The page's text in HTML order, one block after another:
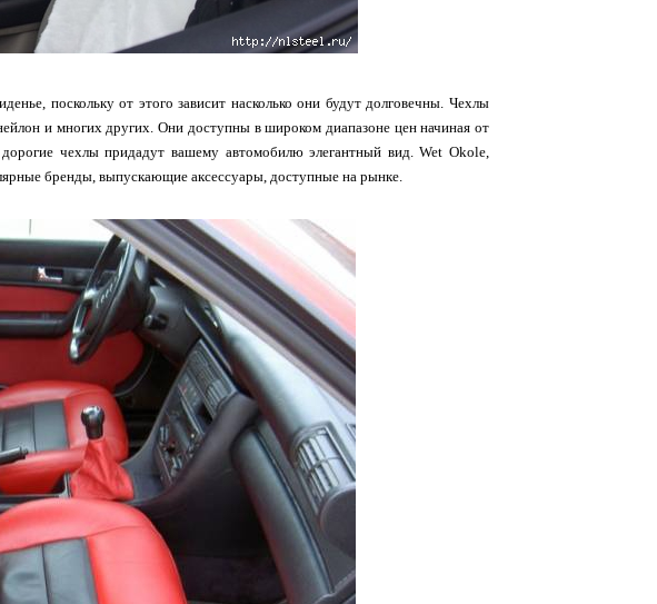
поскольку от этого зависит насколько они будут долговечны. Чехлы
и многих других. Они доступны в широком диапазоне цен начиная от
чехлы придадут вашему автомобилю элегантный вид. Wet Okole,
бренды, выпускающие аксессуары, доступные на рынке.